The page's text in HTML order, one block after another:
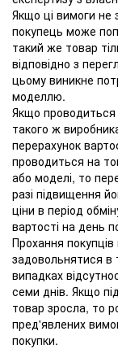
Якщо ці вимоги не
покупець може
такий же товар
відповідно з
цьому виникне
моделлю.
Якщо проводиться
такого ж
перерахунок
проводиться на
або моделі, то
разі підвищення
ціни в період
вартості на день
Прохання
задовольнятися в
випадках
семи днів. Якщо
товар зросла, то
пред'явлених
покупки.